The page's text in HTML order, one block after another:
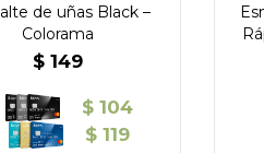
de uñas Black –
Colorama
$ 149
$ 104
$ 119